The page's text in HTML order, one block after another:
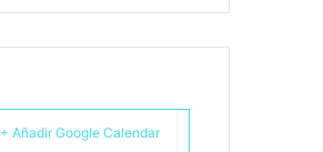
+ Añadir Google Calendar